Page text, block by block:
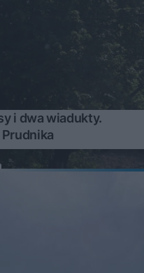
i dwa wiadukty.